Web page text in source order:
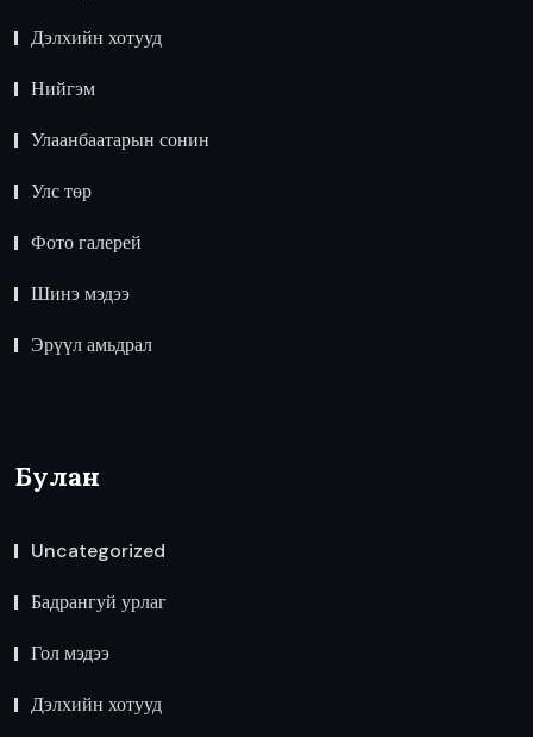
Дэлхийн хотууд
Нийгэм
Улаанбаатарын сонин
Улс төр
Фото галерей
Шинэ мэдээ
Эрүүл амьдрал
Булан
Uncategorized
Бадрангуй урлаг
Гол мэдээ
Дэлхийн хотууд